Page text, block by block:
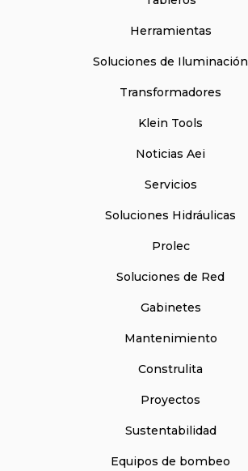
Herramientas
Soluciones de Iluminación
Transformadores
Klein Tools
Noticias Aei
Servicios
Soluciones Hidráulicas
Prolec
Soluciones de Red
Gabinetes
Mantenimiento
Construlita
Proyectos
Sustentabilidad
Equipos de bombeo